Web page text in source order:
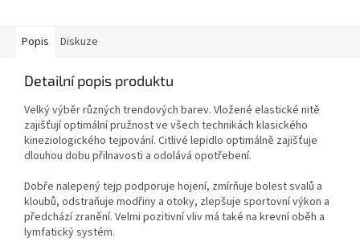
Popis Diskuze
Detailní popis produktu
Velký výběr různých trendových barev. Vložené elastické nitě
zajišťují optimální pružnost ve všech technikách klasického
kineziologického tejpování. Citlivé lepidlo optimálně zajišťuje
dlouhou dobu přilnavosti a odolává opotřebení.
Dobře nalepený tejp podporuje hojení, zmírňuje bolest svalů a
kloubů, odstraňuje modřiny a otoky, zlepšuje sportovní výkon a
předchází zranění. Velmi pozitivní vliv má také na krevní oběh a
lymfatický systém.